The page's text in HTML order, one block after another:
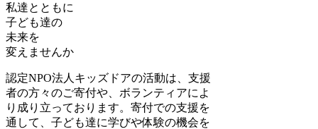
私達とともに
子ども達の
未来を
変えませんか
認定NPO法人キッズドアの活動は、支援
者の方々のご寄付や、ボランティアによ
り成り立っております。寄付での支援を
通して、子ども達に学びや体験の機会を